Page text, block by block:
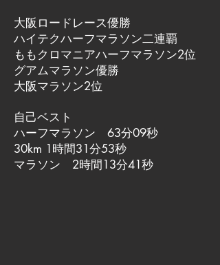
大阪ロードレース優勝
ハイテクハーフマラソン二連覇
ももクロマニアハーフマラソン2位
グアムマラソン優勝
大阪マラソン2位
自己ベスト
ハーフマラソン 63分09秒
30km 1時間31分53秒
マラソン 2時間13分41秒